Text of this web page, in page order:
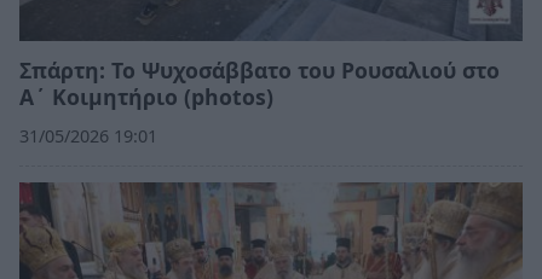
Σπάρτη: Το Ψυχοσάββατο του Ρουσαλιού στο
Α΄ Κοιμητήριο (photos)
31/05/2026 19:01